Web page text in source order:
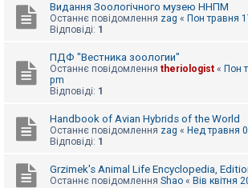
Видання Зоологічного музею ННПМ
Останнє повідомлення zag « Пон травня
Відповіді: 1
ПДФ "Вестника зоологии"
Останнє повідомлення theriologist « Пон
pm
Відповіді: 1
Handbook of Avian Hybrids of the World
Останнє повідомлення zag « Нед травня
Відповіді: 1
Grzimek's Animal Life Encyclopedia,
Останнє повідомлення Shao « Вів квітня